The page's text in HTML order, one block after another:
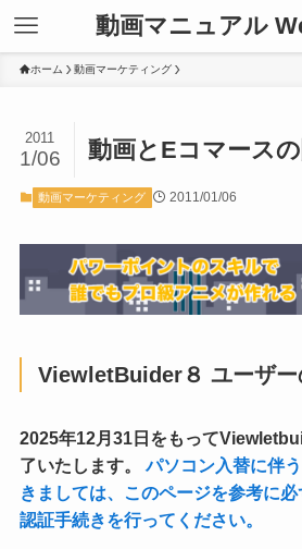
動画マニュアル
ホーム 動画マーケティング
動画とEコマース
2011
1/06
動画マーケティング 2011/01/06
ViewletBuider８ ユーザー
2025年12月31日をもって
了いたします。
パソコン入替に伴
きましては、このページを参考に
認証手続きを行ってください。